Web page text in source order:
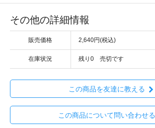
その他の詳細情報
販売価格 2,640円(税込)
在庫状況 残り0 売切です
この商品を友達に教える
この商品について問い合わせる